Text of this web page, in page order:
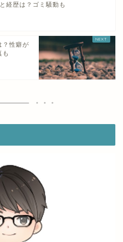
経歴は？ゴミ騒動も
？性癖が
も